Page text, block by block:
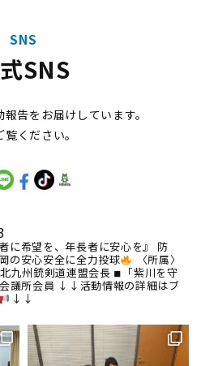
SNS
SNS
告をお届けしています。
ください。
に希望を、年長者に安心を』
防
の安心安全に全力投球
〈所属〉
北九州銃剣道連盟会長 ◾︎「紫川を守
議所会員 ↓↓活動情報の詳細はブ
↓↓